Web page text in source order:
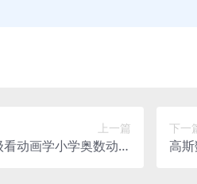
上一篇
动画学小学奥数动画
下一
高